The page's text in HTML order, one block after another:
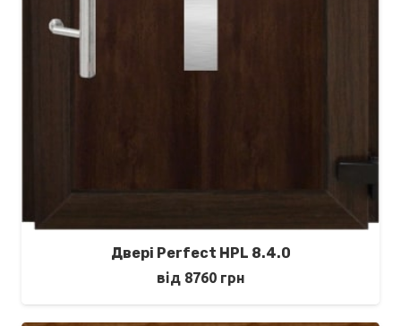
Двері Perfect HPL 8.4.0
від 8760 грн